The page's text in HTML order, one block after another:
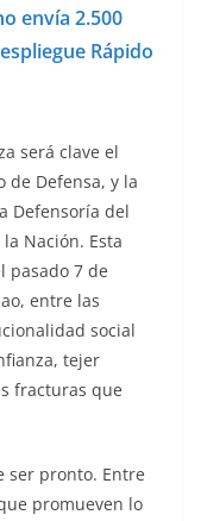
envía 2.500
Rápido
será clave el
de Defensa, y la
Defensoría del
Nación. Esta
pasado 7 de
entre las
social
tejer
fracturas que
ser pronto. Entre
promueven lo